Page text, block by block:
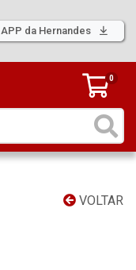
da Hernandes
0
VOLTAR